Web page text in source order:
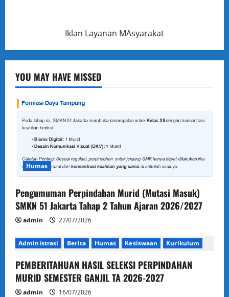
Iklan Layanan MAsyarakat
YOU MAY HAVE MISSED
Humas
Pengumuman Perpindahan Murid (Mutasi Masuk)
SMKN 51 Jakarta Tahap 2 Tahun Ajaran 2026/2027
admin 22/07/2026
Administrasi Berita Humas Kesiswaan Kurikulum
PEMBERITAHUAN HASIL SELEKSI PERPINDAHAN
MURID SEMESTER GANJIL TA 2026-2027
admin 16/07/2026